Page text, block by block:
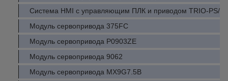
Система HMI с управляющим ПЛК и приводом TRIO-PS/
Модуль сервопривода 375FC
Модуль сервопривода P0903ZE
Модуль сервопривода 9062
Модуль сервопривода MX9G7.5B